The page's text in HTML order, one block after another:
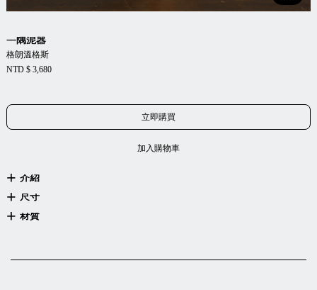
一隅泥器
格朗溫格斯
NTD $ 3,680
立即購買
加入購物車
介紹
尺寸
材質